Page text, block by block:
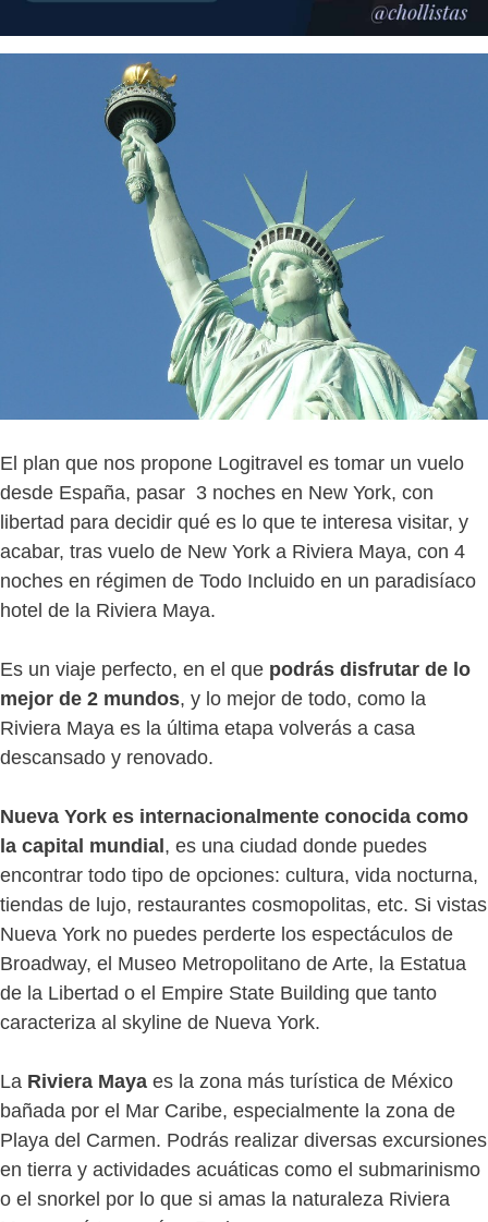
El plan que nos propone Logitravel es tomar un vuelo
desde España, pasar 3 noches en New York, con
libertad para decidir qué es lo que te interesa visitar, y
acabar, tras vuelo de New York a Riviera Maya, con 4
noches en régimen de Todo Incluido en un paradisíaco
hotel de la Riviera Maya.
Es un viaje perfecto, en el que podrás disfrutar de lo
mejor de 2 mundos, y lo mejor de todo, como la
Riviera Maya es la última etapa volverás a casa
descansado y renovado.
Nueva York es internacionalmente conocida como
la capital mundial, es una ciudad donde puedes
encontrar todo tipo de opciones: cultura, vida nocturna,
tiendas de lujo, restaurantes cosmopolitas, etc. Si vistas
Nueva York no puedes perderte los espectáculos de
Broadway, el Museo Metropolitano de Arte, la Estatua
de la Libertad o el Empire State Building que tanto
caracteriza al skyline de Nueva York.
La Riviera Maya es la zona más turística de México
bañada por el Mar Caribe, especialmente la zona de
Playa del Carmen. Podrás realizar diversas excursiones
en tierra y actividades acuáticas como el submarinismo
o el snorkel por lo que si amas la naturaleza Riviera